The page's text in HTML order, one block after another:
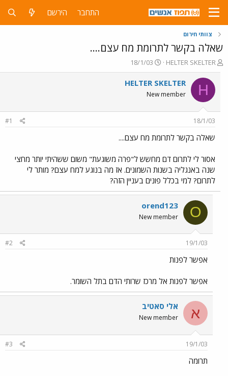
התחבר הירשם
צוותי חירום
שאלה בקשר לתרומת מח עצם....
פ
ו
ת
ח
ה
ש
א
HELTER SKELTER
פ
ו
ר
ם
ר
18/1/03
H
HELTER SKELTER
New member
18/1/03
#1
שאלה בקשר לתרומת מח עצם....
אסור לי לתרום דם מחשש ל"פרה משוגעת" משום ששהיתי יותר מחצי
שנה באנגליה בשנות השמונים. אז מה בנוגע למח עצם? מותר לי
לתרום? למי בכלל פונים בעניין הזה?
O
orend123
New member
19/1/03
#2
אפשר לפנות
אפשר לפנות אל מרכז שרותי הדם בתל השומר.
א אלי סאטיב
New member
19/1/03
#3
תרומה